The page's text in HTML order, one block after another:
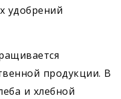
удобрений
продукции. В
и хлебной